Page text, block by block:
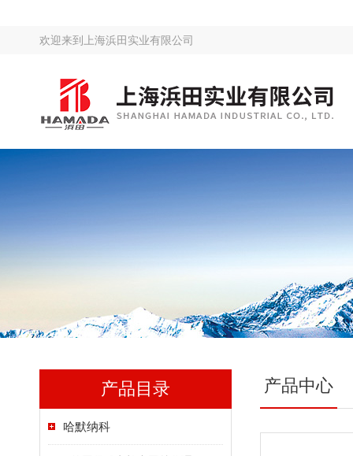
欢迎来到 上海浜田实业有限公司
产品目录
哈默纳科
产品中心